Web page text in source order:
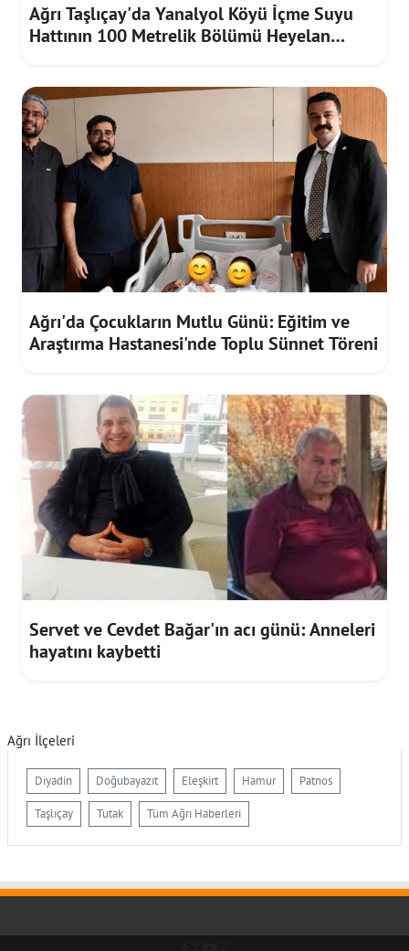
Ağrı Taşlıçay'da Yanalyol Köyü İçme Suyu
Hattının 100 Metrelik Bölümü Heyelan
Ağrı'da Çocukların Mutlu Günü: Eğitim ve
Araştırma Hastanesi'nde Toplu Sünnet Töreni
Servet ve Cevdet Bağar'ın acı günü: Anneleri
hayatını kaybetti
Ağrı İlçeleri
Diyadin Doğubayazıt Eleşkirt Hamur Patnos
Taşlıçay Tutak Tüm Ağrı Haberleri